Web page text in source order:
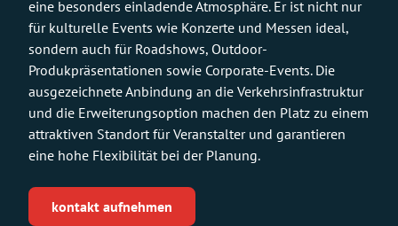
eine besonders einladende Atmosphäre. Er ist nicht nur
für kulturelle Events wie Konzerte und Messen ideal,
sondern auch für Roadshows, Outdoor-
Produkpräsentationen sowie Corporate-Events. Die
ausgezeichnete Anbindung an die Verkehrsinfrastruktur
und die Erweiterungsoption machen den Platz zu einem
attraktiven Standort für Veranstalter und garantieren
eine hohe Flexibilität bei der Planung.
kontakt aufnehmen